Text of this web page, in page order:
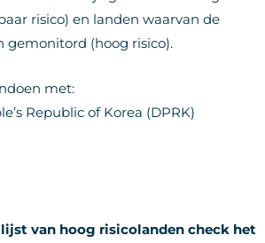
risico) en landen waarvan de
gemonitord (hoog risico).
met:
Republic of Korea (DPRK)
van hoog risicolanden check het